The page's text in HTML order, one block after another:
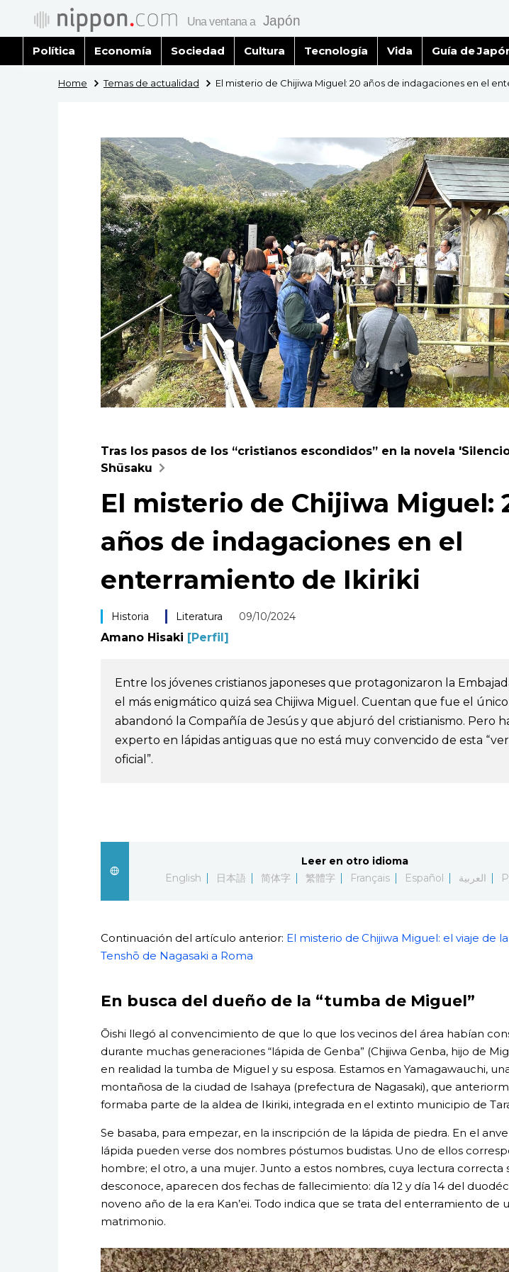
Política Economía Sociedad Cultura Tecnología Vida Guía de
Home Temas de actualidad El misterio de Chijiwa Miguel: 20 años de indagaciones en el
Tras los pasos de los “cristianos escondidos” en la novela
Shūsaku
El misterio de Chijiwa Miguel:
años de indagaciones en el
enterramiento de Ikiriki
Historia Literatura 09/10/2024
Amano Hisaki [Perfil]
Entre los jóvenes cristianos japoneses que protagonizaron la
el más enigmático quizá sea Chijiwa Miguel. Cuentan que fue el
abandonó la Compañía de Jesús y que abjuró del cristianismo. Pero
experto en lápidas antiguas que no está muy convencido de esta
oficial”.
Leer en otro idioma
English
日本語 简体字 繁體字 Français Español العربية
Continuación del artículo anterior: El misterio de Chijiwa Miguel: el viaje de
Tenshō de Nagasaki a Roma
En busca del dueño de la “tumba de Miguel”
Ōishi llegó al convencimiento de que lo que los vecinos del área habían
durante muchas generaciones “lápida de Genba” (Chijiwa Genba, hijo de
en realidad la tumba de Miguel y su esposa. Estamos en Yamagawauchi,
montañosa de la ciudad de Isahaya (prefectura de Nagasaki), que
formaba parte de la aldea de Ikiriki, integrada en el extinto municipio de
Se basaba, para empezar, en la inscripción de la lápida de piedra. En el
lápida pueden verse dos nombres póstumos budistas. Uno de ellos
hombre; el otro, a una mujer. Junto a estos nombres, cuya lectura correcta
desconoce, aparecen dos fechas de fallecimiento: día 12 y día 14 del
noveno año de la era Kan’ei. Todo indica que se trata del enterramiento de
matrimonio.